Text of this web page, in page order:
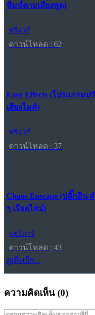
พิมพ์ตามเสียงพูด)
ฟรีแวร์
ดาวน์โหลด : 62
Easy Effects (โปรแกรมป
เสียงไมค์)
ฟรีแวร์
ดาวน์โหลด : 37
Chaos Enscape (ปลั๊กอิน
ๆ เรียลไทม์)
แชร์แวร์
ดาวน์โหลด : 43
ดูเพิ่มอีก...
ความคิดเห็น (0)